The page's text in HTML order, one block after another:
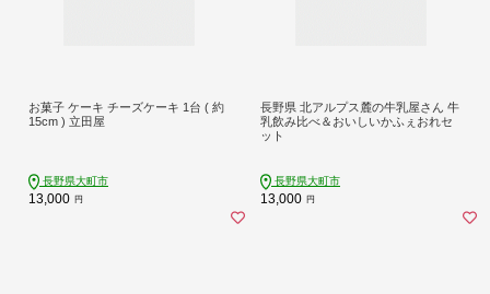
お菓子 ケーキ チーズケーキ 1台 ( 約
15cm ) 立田屋
長野県大町市
13,000 円
長野県 北アルプス麓の牛乳屋さん 牛
乳飲み比べ＆おいしいかふぇおれセ
ット
長野県大町市
13,000 円